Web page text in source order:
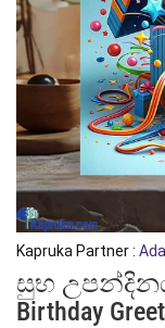
Kapruka Partner :
සුභ
Birthday